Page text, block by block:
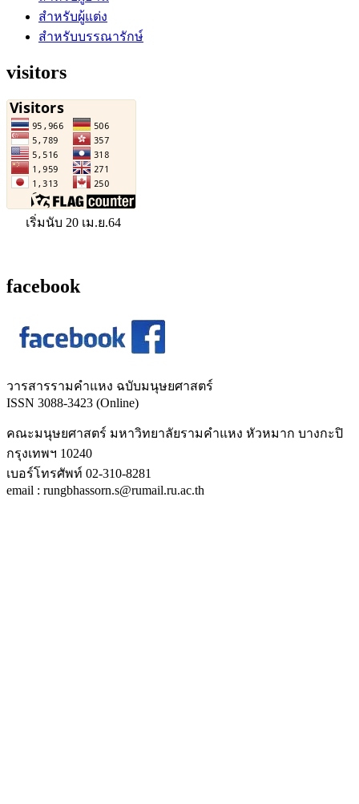
สำหรับผู้แต่ง
สำหรับบรรณารักษ์
visitors
เริ่มนับ 20 เม.ย.64
facebook
วารสารรามคำแหง ฉบับมนุษยศาสตร์
ISSN 3088-3423 (Online)
คณะมนุษยศาสตร์ มหาวิทยาลัยรามคำแหง หัวหมาก บางกะปิ
กรุงเทพฯ 10240
เบอร์โทรศัพท์ 02-310-8281
email : rungbhassorn.s@rumail.ru.ac.th